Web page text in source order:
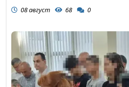
08 август 68 0